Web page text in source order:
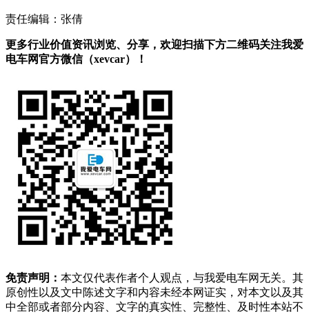
责任编辑：张倩
更多行业价值资讯浏览、分享，欢迎扫描下方二维码关注我爱
电车网官方微信（xevcar）！
免责声明： 本文仅代表作者个人观点，与我爱电车网无关。其
原创性以及文中陈述文字和内容未经本网证实，对本文以及其
中全部或者部分内容、文字的真实性、完整性、及时性本站不